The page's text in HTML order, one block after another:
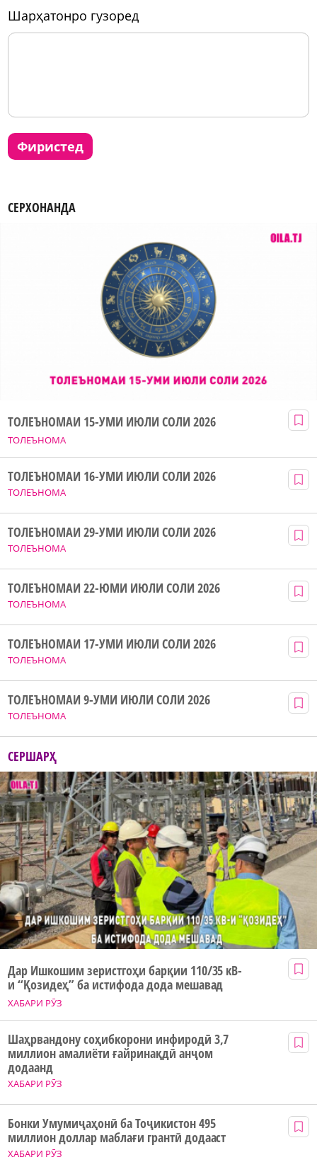
шарҳатонро гузоред
фиристед
СЕРХОНАНДА
ТОЛЕЪНОМА
ТОЛЕЪНОМАИ 15-УМИ ИЮЛИ СОЛИ 2026
ТОЛЕЪНОМА
ТОЛЕЪНОМАИ 16-УМИ ИЮЛИ СОЛИ 2026
ТОЛЕЪНОМА
ТОЛЕЪНОМАИ 29-УМИ ИЮЛИ СОЛИ 2026
ТОЛЕЪНОМА
ТОЛЕЪНОМАИ 22-ЮМИ ИЮЛИ СОЛИ 2026
ТОЛЕЪНОМА
ТОЛЕЪНОМАИ 17-УМИ ИЮЛИ СОЛИ 2026
ТОЛЕЪНОМА
ТОЛЕЪНОМАИ 9-УМИ ИЮЛИ СОЛИ 2026
СЕРШАРҲ
ХАБАРИ РӮЗ
Дар Ишкошим зеристгоҳи барқии 110/35 кВ-
и “Қозидеҳ” ба истифода дода мешавад
ХАБАРИ РӮЗ
Шаҳрвандону соҳибкорони инфиродӣ 3,7
миллион амалиёти ғайринақдӣ анҷом
додаанд
ХАБАРИ РӮЗ
Бонки Умумиҷаҳонӣ ба Тоҷикистон 495
миллион доллар маблағи грантӣ додааст